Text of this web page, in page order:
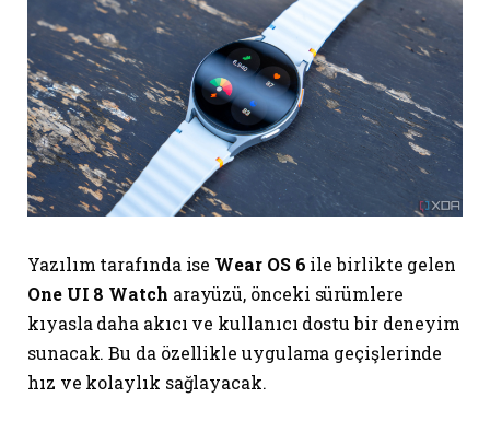
Yazılım tarafında ise Wear OS 6 ile birlikte gelen
One UI 8 Watch arayüzü, önceki sürümlere
kıyasla daha akıcı ve kullanıcı dostu bir deneyim
sunacak. Bu da özellikle uygulama geçişlerinde
hız ve kolaylık sağlayacak.